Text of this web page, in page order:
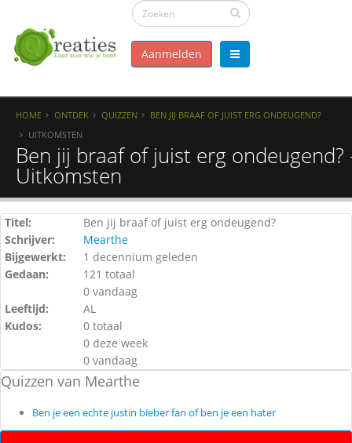
Aanmelden
HOME ONTDEK QUIZZEN
BEN JIJ BRAAF OF JUIST ERG ONDEUGEND?
UITKOMSTEN
Ben jij braaf of juist erg ondeugend?
Uitkomsten
Titel:
Ben jij braaf of juist erg ondeugend?
Schrijver:
Mearthe
Bijgewerkt:
1 decennium geleden
Gedaan:
121 totaal
0 vandaag
Leeftijd:
AL
Kudos:
0 totaal
0 deze week
0 vandaag
Quizzen van Mearthe
Ben je een echte justin bieber fan of ben je een hater